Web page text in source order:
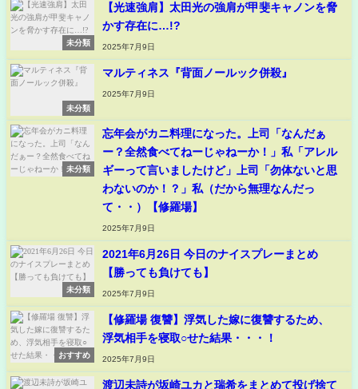
未分類
【光速強肩】太田光の強肩が甲斐キャノンを脅
かす存在に…!?
2025年7月9日
未分類
マルティネス『背面ノールック併殺』
2025年7月9日
未分類
忘年会がカニ料理になった。上司「なんだぁ
ー？全然食べてねーじゃねーか！」私「アレル
ギーって言いましたけど」上司「勿体ないと思
わないのか！？」私（だから無理なんだっ
て・・）【修羅場】
2025年7月9日
未分類
2021年6月26日 今日のナイスプレーまとめ
【勝っても負けても】
2025年7月9日
おすすめ
【修羅場 復讐】浮気した嫁に復讐するため、
浮気相手を寝取○せた結果・・・！
2025年7月9日
渡辺未詩が坂崎ユカと瑞希をまとめて投げ捨て